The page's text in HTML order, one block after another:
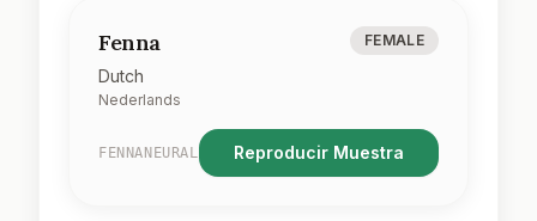
Fenna
Dutch
Nederlands
FEMALE
FENNANEURAL Reproducir Muestra